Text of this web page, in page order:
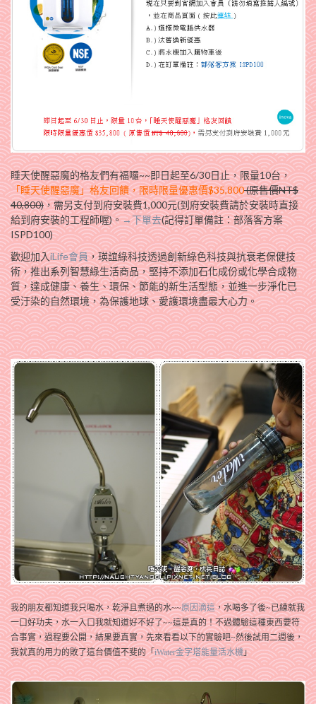
睡天使醒惡魔的格友們有福囉~~即日起至6/30日止，限量10台，
「睡天使醒惡魔」格友回饋，限時限量優惠價$35,800(原售價NT$
40,800)，需另支付到府安裝費1,000元(到府安裝費請於安裝時直接
給到府安裝的工程師喔)。→下單去(記得訂單備註：部落客方案
ISPD100)
歡迎加入iLife會員，瑛誼綠科技透過創新綠色科技與抗衰老保健技
術，推出系列智慧綠生活商品，堅持不添加石化成份或化學合成物
質，達成健康、養生、環保、節能的新生活型態，並進一步淨化已
受汙染的自然環境，為保護地球、愛護環境盡最大心力。
我的朋友都知道我只喝水，乾淨且煮過的水~~原因滴這，水喝多了後~已練就我
一口好功夫，水一入口我就知道好不好了~~這是真的！不過體驗這種東西要符
合事實，過程要公開，結果要真實，先來看看以下的實驗吧~然後試用二週後，
我就真的用力的敗了這台價值不斐的「iWater金字塔能量活水機」